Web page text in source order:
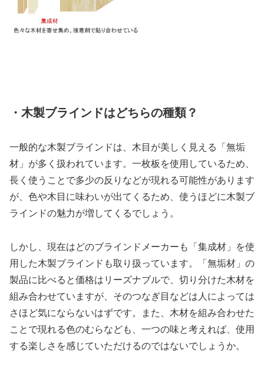
・木製ブラインドはどちらの種類？
一般的な木製ブラインドは、木目が美しく見える「無垢
材」が多く扱われています。一枚板を使用しているため、
長く使うことで多少の反りなどが現れる可能性があります
が、色や木目に味わいが出てくるため、使うほどに木製ブ
ラインドの魅力が増してくるでしょう。
しかし、現在はどのブラインドメーカーも「集成材」を使
用した木製ブラインドも取り扱っています。「無垢材」の
製品に比べると価格はリーズナブルで、切り分けた木材を
組み合わせていますが、そのつなぎ目などは人によっては
さほど気にならないはずです。また、木材を組み合わせた
ことで現れる色のむらなども、一つの味と考えれば、使用
する楽しさを感じていただけるのではないでしょうか。